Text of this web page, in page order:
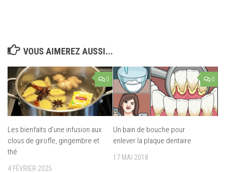
VOUS AIMEREZ AUSSI...
0
Les bienfaits d’une infusion aux
clous de girofle, gingembre et
thé
4 FÉVRIER 2025
0
Un bain de bouche pour
enlever la plaque dentaire
17 MAI 2018